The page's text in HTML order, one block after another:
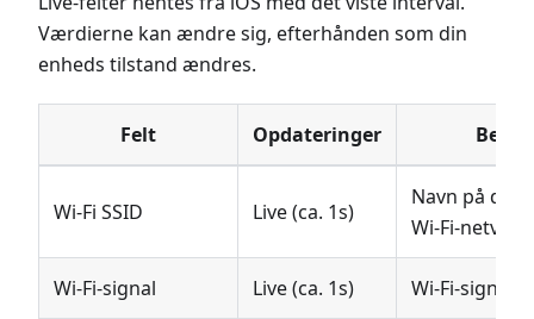
Værdierne kan ændre sig, efterhånden som din
enheds tilstand ændres.
Felt Opdateringer
Wi-Fi SSID Live (ca. 1s)
Navn på det
Wi-Fi-
Wi-Fi-signal Live (ca. 1s) Wi-Fi-